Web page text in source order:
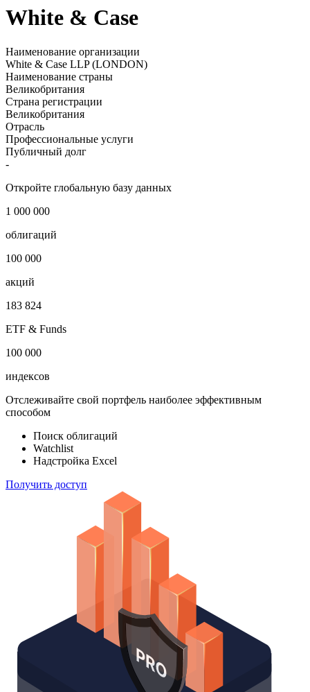
White & Case
Наименование организации
White & Case LLP (LONDON)
Наименование страны
Великобритания
Страна регистрации
Великобритания
Отрасль
Профессиональные услуги
Публичный долг
-
Откройте глобальную базу данных
1 000 000
облигаций
100 000
акций
183 824
ETF & Funds
100 000
индексов
Отслеживайте свой портфель наиболее эффективным
способом
Поиск облигаций
Watchlist
Надстройка Excel
Получить доступ